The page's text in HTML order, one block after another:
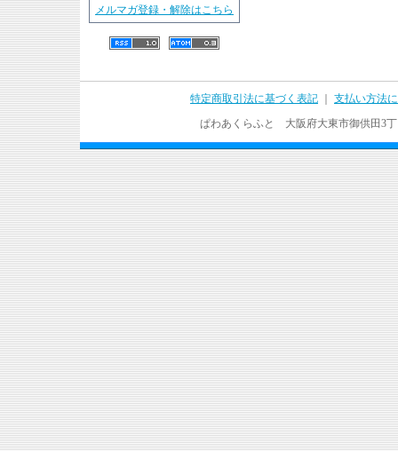
メルマガ登録・解除はこちら
特定商取引法に基づく表記
支払い方法
ぱわあくらふと 大阪府大東市御供田3